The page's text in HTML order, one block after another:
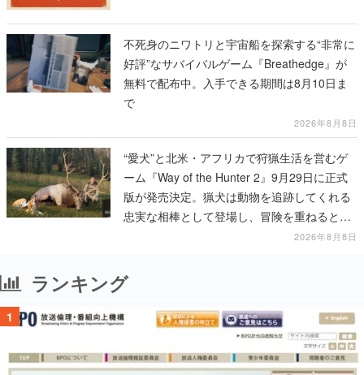
不死身のニワトリと宇宙船を探索する“非常に
好評”なサバイバルゲーム『Breathedge』が
無料で配布中。入手できる期間は8月10日ま
で
2026年8月8日
“愛犬”と北米・アフリカで狩猟生活を営むゲ
ーム『Way of the Hunter 2』9月29日に正式
版が発売決定。猟犬は動物を追跡してくれる
忠実な相棒として登場し、冒険を重ねると成
2026年8月8日
ランキング
1